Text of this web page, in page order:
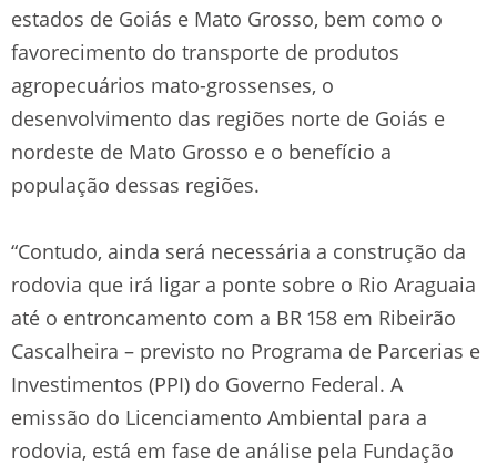
estados de Goiás e Mato Grosso, bem como o
favorecimento do transporte de produtos
agropecuários mato-grossenses, o
desenvolvimento das regiões norte de Goiás e
nordeste de Mato Grosso e o benefício a
população dessas regiões.
“Contudo, ainda será necessária a construção da
rodovia que irá ligar a ponte sobre o Rio Araguaia
até o entroncamento com a BR 158 em Ribeirão
Cascalheira – previsto no Programa de Parcerias e
Investimentos (PPI) do Governo Federal. A
emissão do Licenciamento Ambiental para a
rodovia, está em fase de análise pela Fundação